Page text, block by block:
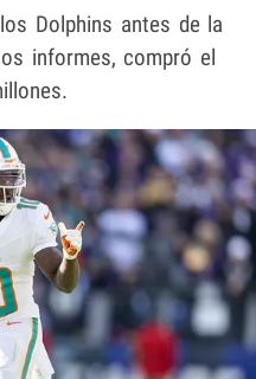
Dolphins antes de la
informes, compró el